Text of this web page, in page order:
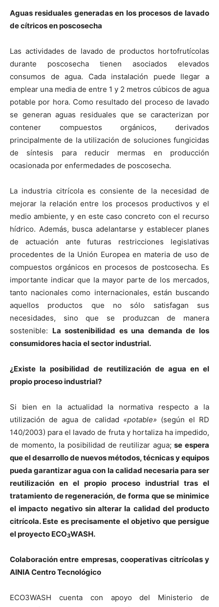
Aguas residuales generadas en los procesos de lavado
de cítricos en poscosecha
Las actividades de lavado de productos hortofrutícolas
durante poscosecha tienen asociados elevados
consumos de agua. Cada instalación puede llegar a
emplear una media de entre 1 y 2 metros cúbicos de agua
potable por hora. Como resultado del proceso de lavado
se generan aguas residuales que se caracterizan por
contener compuestos orgánicos, derivados
principalmente de la utilización de soluciones fungicidas
de síntesis para reducir mermas en producción
ocasionada por enfermedades de poscosecha.
La industria citrícola es consiente de la necesidad de
mejorar la relación entre los procesos productivos y el
medio ambiente, y en este caso concreto con el recurso
hídrico. Además, busca adelantarse y establecer planes
de actuación ante futuras restricciones legislativas
procedentes de la Unión Europea en materia de uso de
compuestos orgánicos en procesos de postcosecha. Es
importante indicar que la mayor parte de los mercados,
tanto nacionales como internacionales, están buscando
aquellos productos que no sólo satisfagan sus
necesidades, sino que se produzcan de manera
sostenible: La sostenibilidad es una demanda de los
consumidores hacia el sector industrial.
¿Existe la posibilidad de reutilización de agua en el
propio proceso industrial?
Si bien en la actualidad la normativa respecto a la
utilización de agua de calidad «potable» (según el RD
140/2003) para el lavado de fruta y hortaliza ha impedido,
de momento, la posibilidad de reutilizar agua;se espera
que el desarrollo de nuevos métodos, técnicas y equipos
pueda garantizar agua con la calidad necesaria para ser
reutilización en el propio proceso industrial tras el
tratamiento de regeneración, de forma que se minimice
el impacto negativo sin alterar la calidad del producto
citrícola. Este es precisamente el objetivo que persigue
el proyecto ECO3WASH.
Colaboración entre empresas, cooperativas citrícolas y
AINIA Centro Tecnológico
ECO3WASH cuenta con apoyo del Ministerio de